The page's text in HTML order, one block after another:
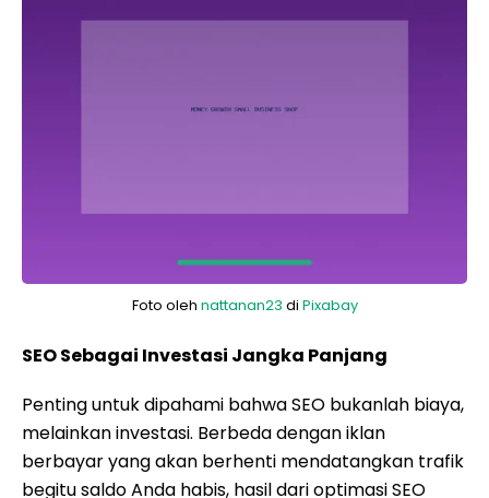
Foto oleh nattanan23 di Pixabay
SEO Sebagai Investasi Jangka Panjang
Penting untuk dipahami bahwa SEO bukanlah biaya,
melainkan investasi. Berbeda dengan iklan
berbayar yang akan berhenti mendatangkan trafik
begitu saldo Anda habis, hasil dari optimasi SEO